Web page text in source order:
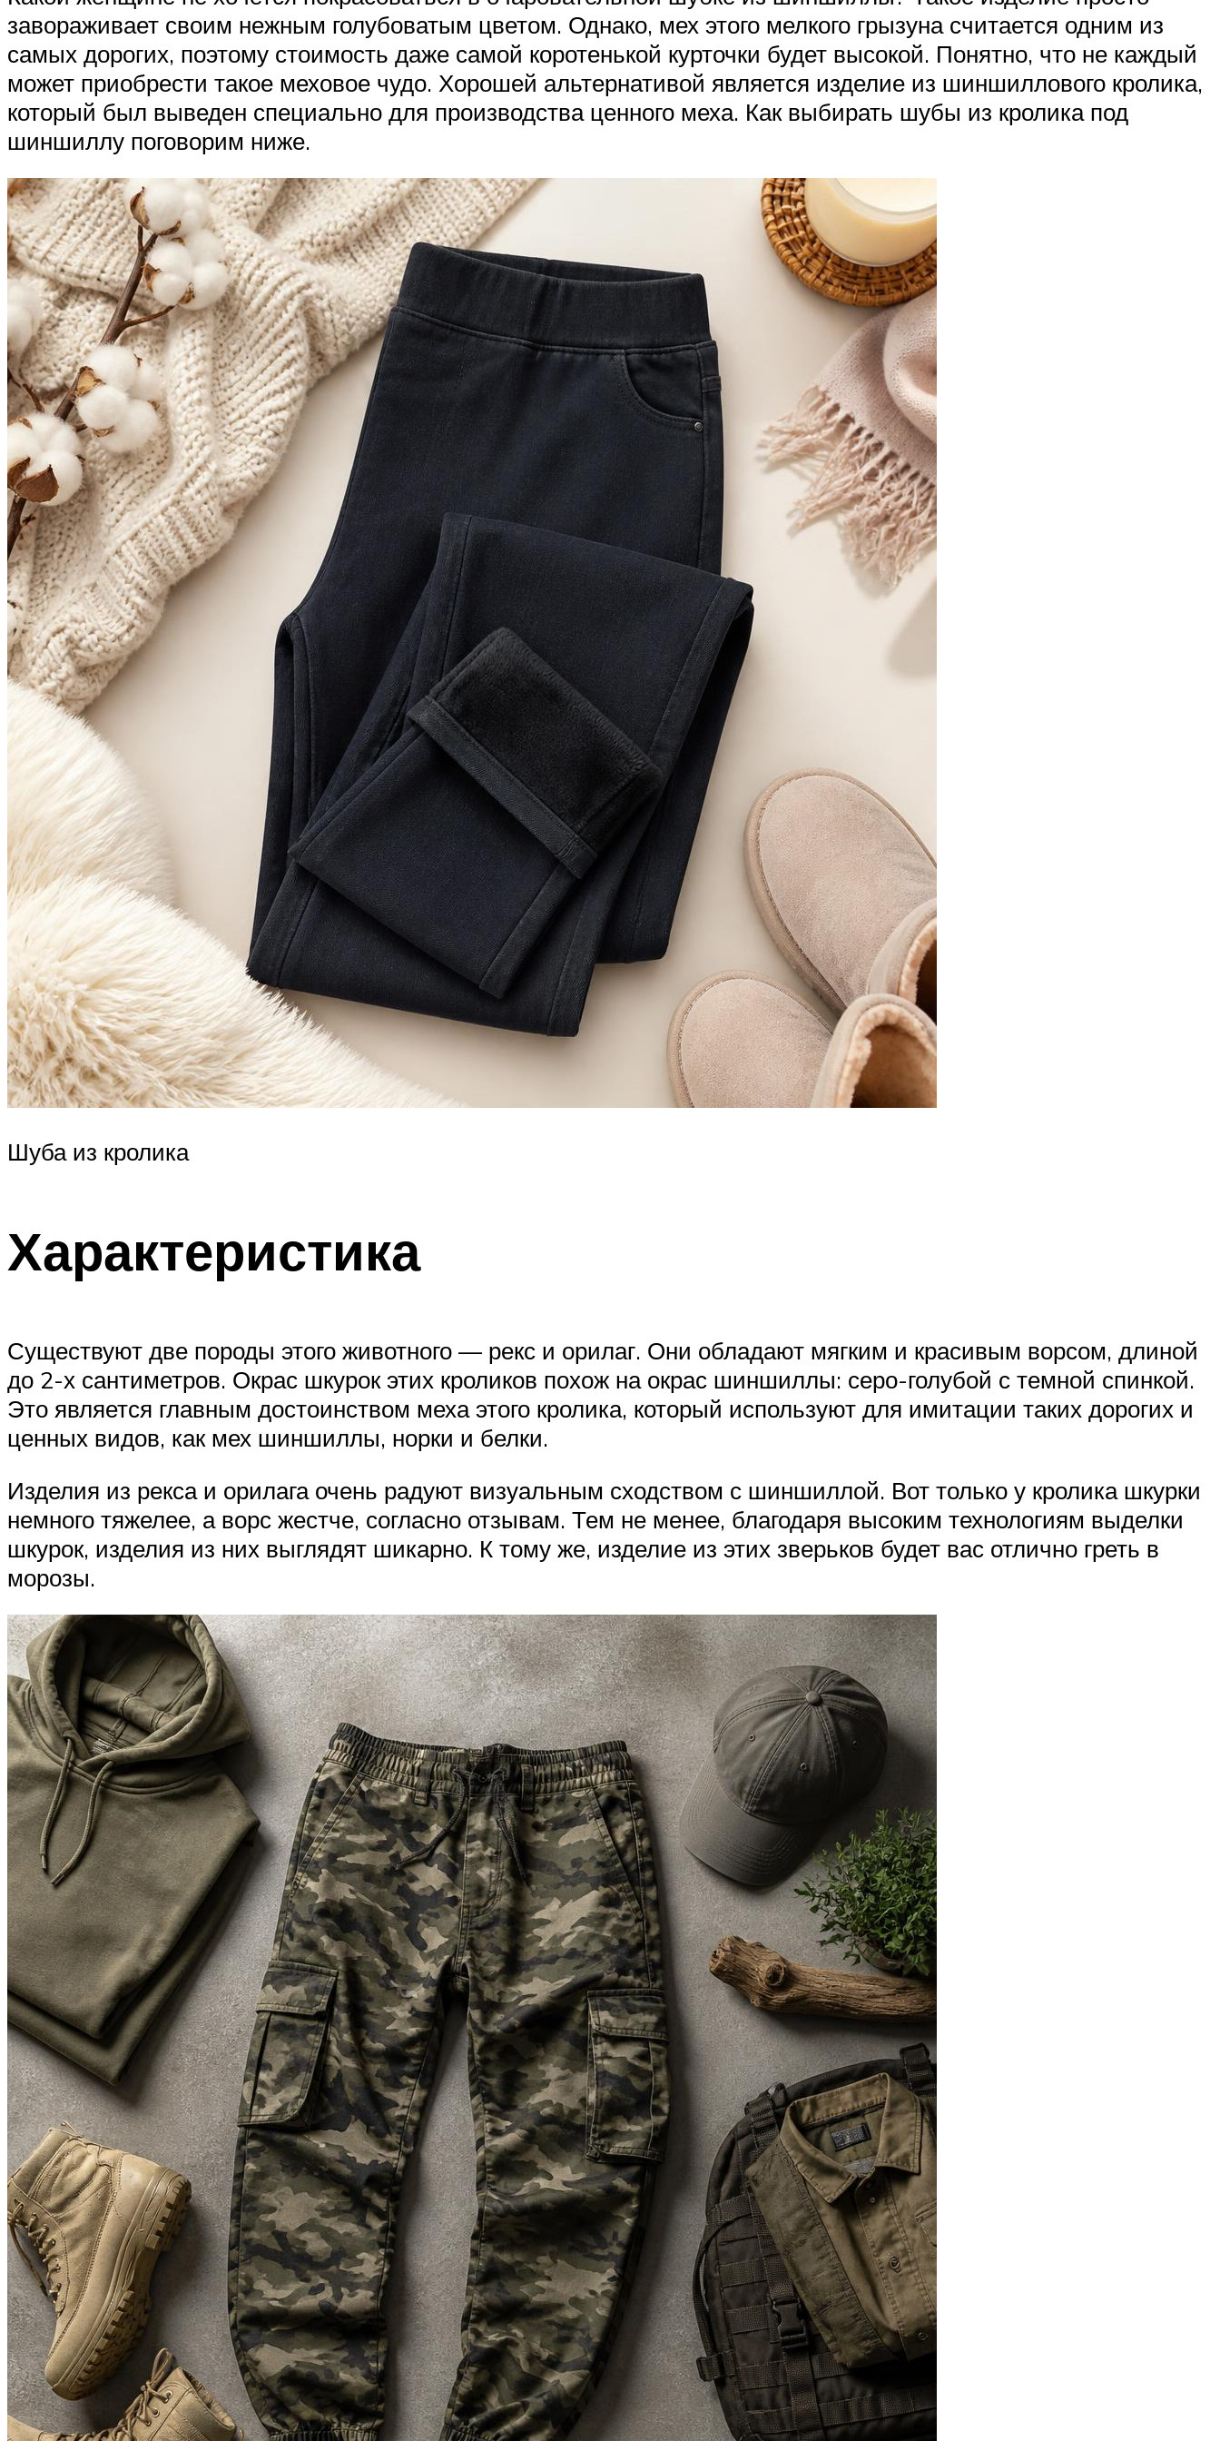
завораживает своим нежным голубоватым цветом. Однако, мех этого мелкого грызуна считается одним из
самых дорогих, поэтому стоимость даже самой коротенькой курточки будет высокой. Понятно, что не каждый
может приобрести такое меховое чудо. Хорошей альтернативой является изделие из шиншиллового кролика,
который был выведен специально для производства ценного меха. Как выбирать шубы из кролика под
шиншиллу поговорим ниже.
Шуба из кролика
Характеристика
Существуют две породы этого животного — рекс и орилаг. Они обладают мягким и красивым ворсом, длиной
до 2-х сантиметров. Окрас шкурок этих кроликов похож на окрас шиншиллы: серо-голубой с темной спинкой.
Это является главным достоинством меха этого кролика, который используют для имитации таких дорогих и
ценных видов, как мех шиншиллы, норки и белки.
Изделия из рекса и орилага очень радуют визуальным сходством с шиншиллой. Вот только у кролика шкурки
немного тяжелее, а ворс жестче, согласно отзывам. Тем не менее, благодаря высоким технологиям выделки
шкурок, изделия из них выглядят шикарно. К тому же, изделие из этих зверьков будет вас отлично греть в
морозы.